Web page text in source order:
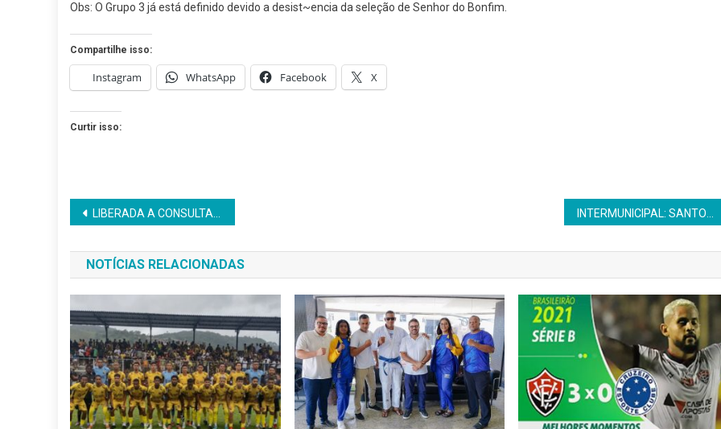
Obs: O Grupo 3 já está definido devido a desist~encia da seleção de Senhor do Bonfim.
Compartilhe isso:
Instagram WhatsApp Facebook X
Curtir isso:
Navegação
de
Post
LIBERADA A CONSULTA DA PRIMEIRA PARCELA DO 13º SALÁRIO PARA APOSENTADO E PENSIONISTA
NOTÍCIAS RELACIONADAS